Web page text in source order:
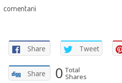
comentarii
Share Tweet
Share 0 Total
Shares